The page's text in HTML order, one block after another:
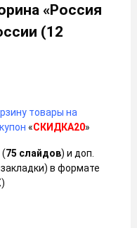
«Россия
(12
товары на
«СКИДКА20»
(75 слайдов) и доп.
в формате
викторина «Россия